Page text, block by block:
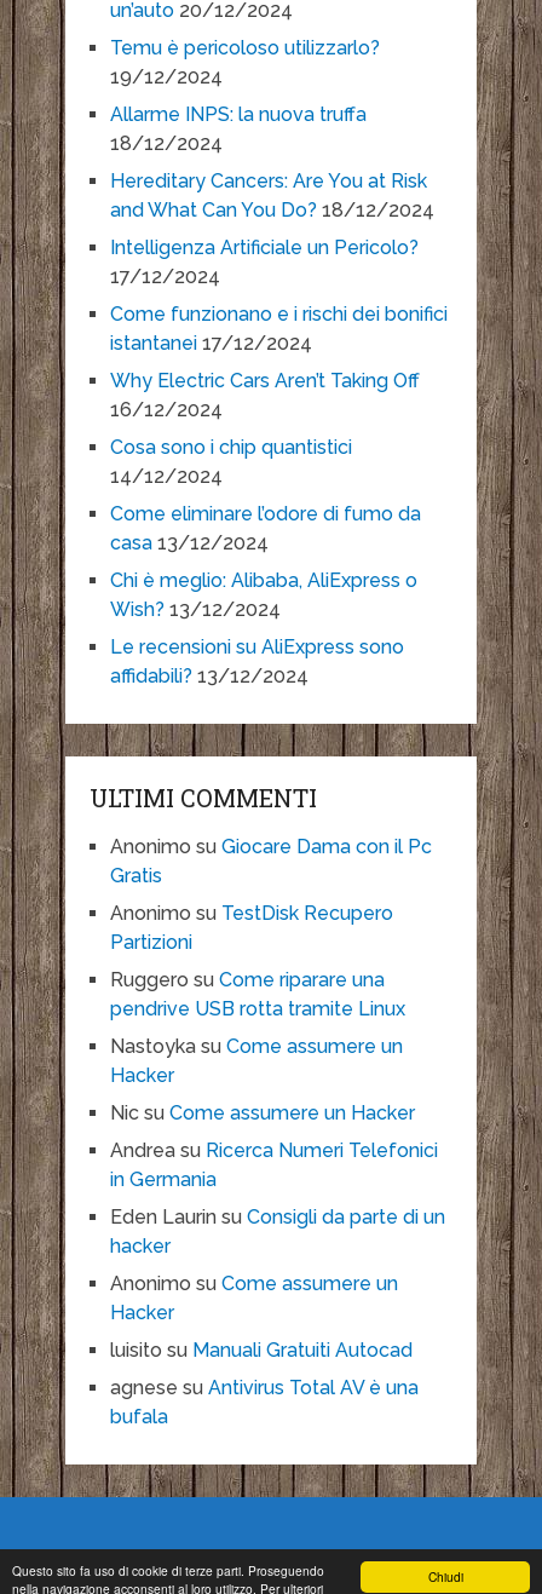
Chiudi
Questo sito fa uso di cookie di terze parti. Proseguendo
nella navigazione acconsenti al loro utilizzo. Per ulteriori
un’auto 20/12/2024
Temu è pericoloso utilizzarlo?
19/12/2024
Allarme INPS: la nuova truffa
18/12/2024
Hereditary Cancers: Are You at Risk
and What Can You Do? 18/12/2024
Intelligenza Artificiale un Pericolo?
17/12/2024
Come funzionano e i rischi dei bonifici
istantanei 17/12/2024
Why Electric Cars Aren’t Taking Off
16/12/2024
Cosa sono i chip quantistici
14/12/2024
Come eliminare l’odore di fumo da
casa 13/12/2024
Chi è meglio: Alibaba, AliExpress o
Wish? 13/12/2024
Le recensioni su AliExpress sono
affidabili? 13/12/2024
ULTIMI COMMENTI
Anonimo su Giocare Dama con il Pc
Gratis
Anonimo su TestDisk Recupero
Partizioni
Ruggero su Come riparare una
pendrive USB rotta tramite Linux
Nastoykasu Come assumere un
Hacker
Nicsu Come assumere un Hacker
Andreasu Ricerca Numeri Telefonici
in Germania
Eden Laurinsu Consigli da parte di un
hacker
Anonimo su Come assumere un
Hacker
luisito su Manuali Gratuiti Autocad
agnese su Antivirus Total AV è una
bufala